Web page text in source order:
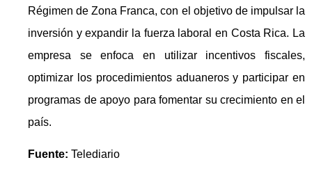
Régimen de Zona Franca, con el objetivo de impulsar la
inversión y expandir la fuerza laboral en Costa Rica. La
empresa se enfoca en utilizar incentivos fiscales,
optimizar los procedimientos aduaneros y participar en
programas de apoyo para fomentar su crecimiento en el
país.
Fuente: Telediario